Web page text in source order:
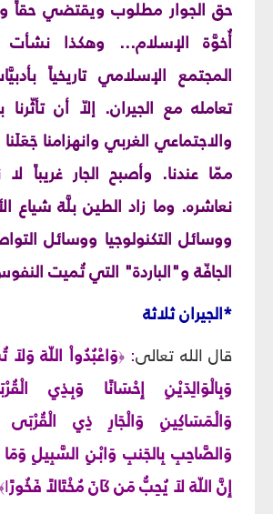
حق الجوار مطلوب ويقتضي حقاً
أُخوَّة الإسلام... وهكذا نشأت
المجتمع الإسلامي تاريخياً
تعامله مع الجيران. إلاّ أن تأثّرنا
والاجتماعي الغربي وانهزامنا
ممّا عندنا. وأصبح الجار غريباً
نعاشره. وما زاد الطين بلَّة شياع
ووسائل التكنولوجيا ووسائل
الجافّة و"الباردة" التي تُميت
*الجيران ثلاثة
قال الله تعالى:﴿وَاعْبُدُواْ اللّهَ وَلاَ
وَبِالْوَالِدَيْنِ إِحْسَانًا وَبِذِي
وَالْمَسَاكِينِ وَالْجَارِ ذِي الْقُرْبَى
وَالصَّاحِبِ بِالجَنبِ وَابْنِ السَّبِيلِ
إِنَّ اللّهَ لاَ يُحِبُّ مَن كَانَ مُخْتَالاً فَخُورًا